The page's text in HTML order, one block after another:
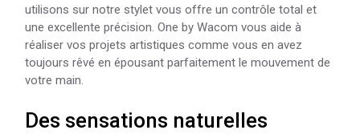
utilisons sur notre stylet vous offre un contrôle total et
une excellente précision. One by Wacom vous aide à
réaliser vos projets artistiques comme vous en avez
toujours rêvé en épousant parfaitement le mouvement de
votre main.
Des sensations naturelles